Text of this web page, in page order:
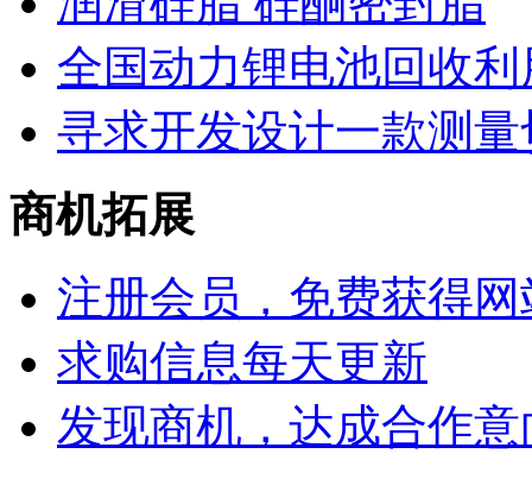
全国动力锂电池回收
寻求开发设计一款测
商机拓展
注册会员，免费获得网
求购信息每天更新
发现商机，达成合作意